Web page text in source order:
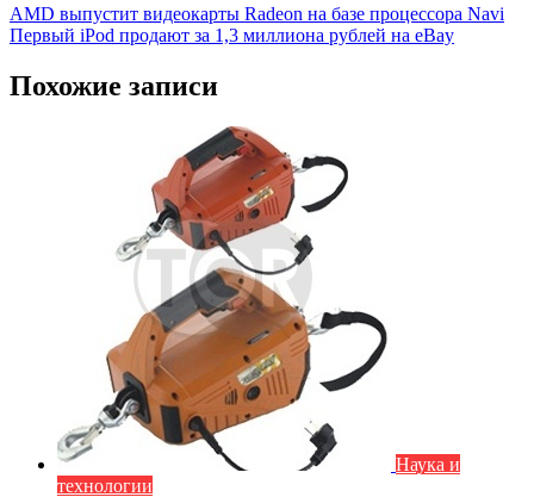
Навигация
по
записям
AMD выпустит видеокарты Radeon на базе процессора Navi
Первый iPod продают за 1,3 миллиона рублей на eBay
Похожие записи
Наука и
технологии